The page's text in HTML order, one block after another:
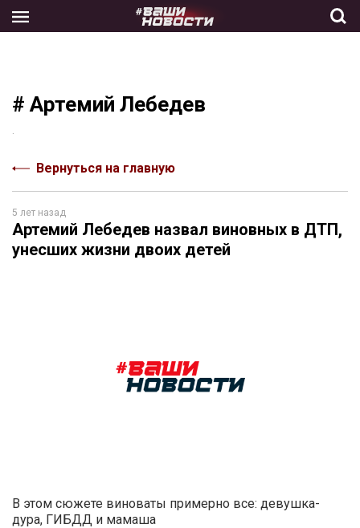
the
# Артемий Лебедев
Вернуться на главную
5 лет назад
Артемий Лебедев назвал виновных в ДТП,
унесших жизни двоих детей
В этом сюжете виноваты примерно все: девушка-
дура, ГИБДД и мамаша